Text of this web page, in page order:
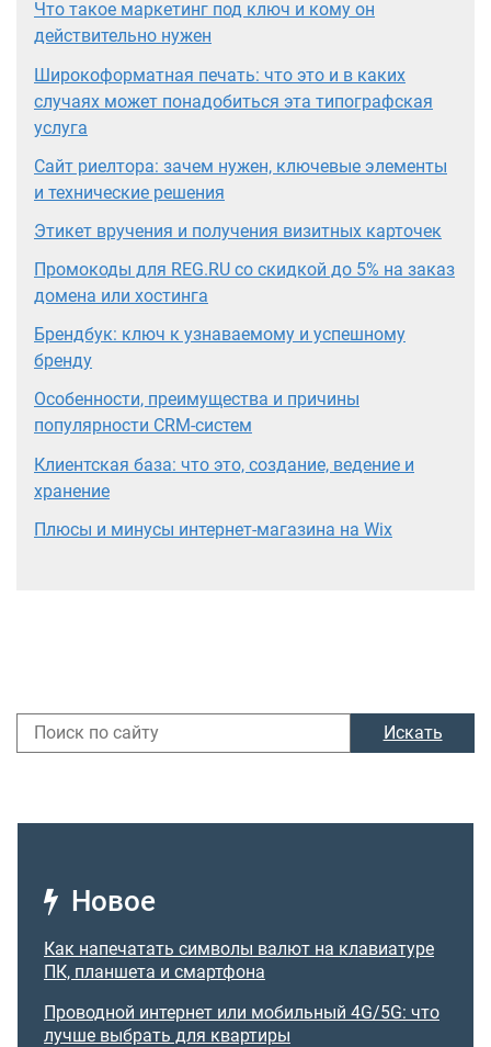
Что такое маркетинг под ключ и кому он
действительно нужен
Широкоформатная печать: что это и в каких
случаях может понадобиться эта типографская
услуга
Сайт риелтора: зачем нужен, ключевые элементы
и технические решения
Этикет вручения и получения визитных карточек
Промокоды для REG.RU со скидкой до 5% на заказ
домена или хостинга
Брендбук: ключ к узнаваемому и успешному
бренду
Особенности, преимущества и причины
популярности CRM-систем
Клиентская база: что это, создание, ведение и
хранение
Плюсы и минусы интернет-магазина на Wix
Искать
Новое
Как напечатать символы валют на клавиатуре
ПК, планшета и смартфона
Проводной интернет или мобильный 4G/5G: что
лучше выбрать для квартиры